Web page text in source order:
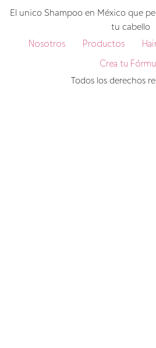
El unico Shampoo en México que
tu cabello
Nosotros
Productos
Crea tu
Todos los derechos